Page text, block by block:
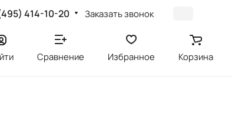
414-10-20 Заказать звонок
Сравнение Избранное Корзина